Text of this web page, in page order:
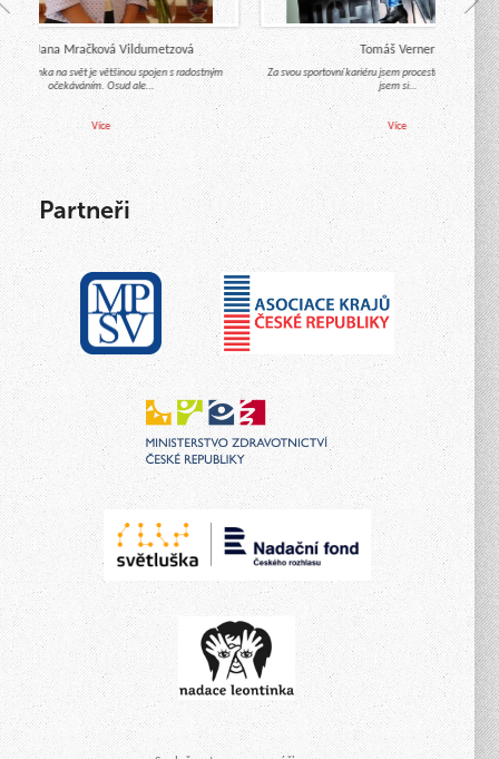
Mgr. Jana Mračková Vildumetzová
miminka na svět je většinou spojen s radostným
očekáváním. Osud ale…
Více
Tomáš Verner
Za svou sportovní kariéru jsem procestoval celý svět a
jsem si…
Více
Partneři